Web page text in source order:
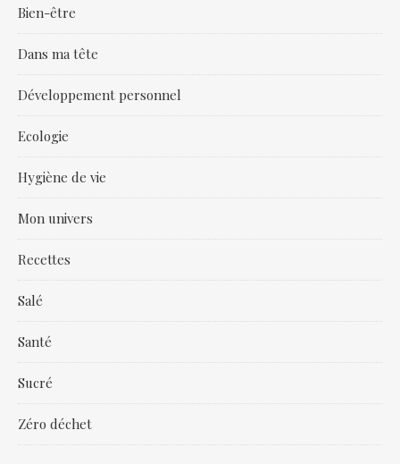
Bien-être
Dans ma tête
Développement personnel
Ecologie
Hygiène de vie
Mon univers
Recettes
Salé
Santé
Sucré
Zéro déchet